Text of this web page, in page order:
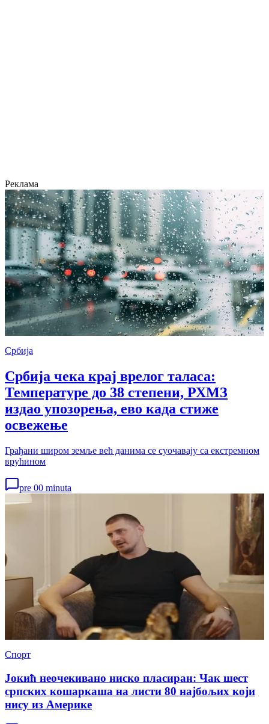
Реклама
Србија
Србија чека крај врелог таласа:
Температуре до 38 степени, РХМЗ
издао упозорења, ево када стиже
освежење
Грађани широм земље већ данима се суочавају са екстремном
врућином
pre 00 minuta
Спорт
Јокић неочекивано ниско пласиран: Чак шест
српских кошаркаша на листи 80 најбољих који
нису из Америке